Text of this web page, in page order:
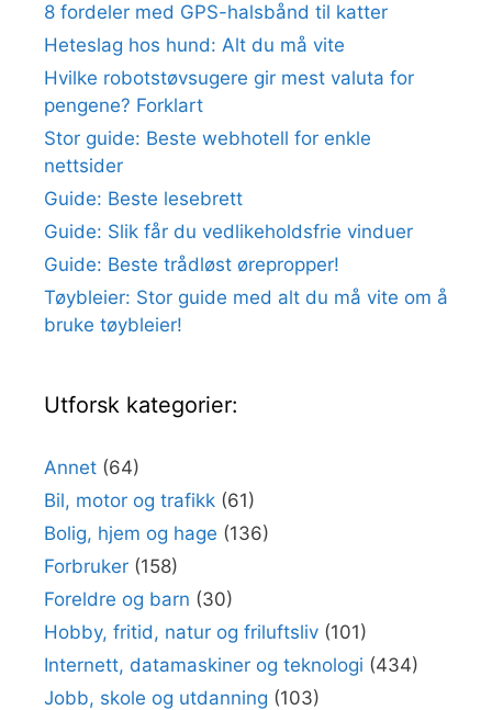
8 fordeler med GPS-halsbånd til katter
Heteslag hos hund: Alt du må vite
Hvilke robotstøvsugere gir mest valuta for
pengene? Forklart
Stor guide: Beste webhotell for enkle
nettsider
Guide: Beste lesebrett
Guide: Slik får du vedlikeholdsfrie vinduer
Guide: Beste trådløst ørepropper!
Tøybleier: Stor guide med alt du må vite om å
bruke tøybleier!
Utforsk kategorier:
Annet (64)
Bil, motor og trafikk (61)
Bolig, hjem og hage (136)
Forbruker (158)
Foreldre og barn (30)
Hobby, fritid, natur og friluftsliv (101)
Internett, datamaskiner og teknologi (434)
Jobb, skole og utdanning (103)